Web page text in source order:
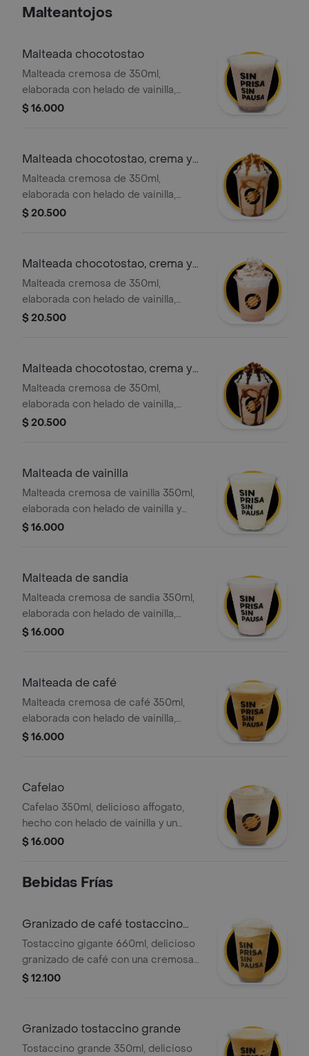
Malteantojos
Malteada chocotostao
Malteada cremosa de 350ml,
elaborada con helado de vainilla,
leche deslactosada y trozos nuestro
de tu elección.
$ 16.000
Malteada chocotostao, crema y
adición
Malteada cremosa de 350ml,
elaborada con helado de vainilla,
leche deslactosada y trozos nuestro
caramelo
$ 20.500
Malteada chocotostao, crema y
adición
Malteada cremosa de 350ml,
elaborada con helado de vainilla,
leche deslactosada y trozos nuestro
$ 20.500
Malteada chocotostao, crema y
adición
Malteada cremosa de 350ml,
elaborada con helado de vainilla,
leche deslactosada y trozos nuestro
chocolate
$ 20.500
Malteada de vainilla
Malteada cremosa de vainilla 350ml,
elaborada con helado de vainilla y
leche deslactosada, con la opción de
$ 16.000
Malteada de sandia
Malteada cremosa de sandia 350ml,
elaborada con helado de vainilla,
leche deslactosada y nuestro
elección.
$ 16.000
Malteada de café
Malteada cremosa de café 350ml,
elaborada con helado de vainilla,
leche deslactosada y nuestro
de agregar el topping de tu elección.
$ 16.000
Cafelao
Cafelao 350ml, delicioso affogato,
hecho con helado de vainilla y un
delicioso espresso doble 100
$ 16.000
Bebidas Frías
Granizado de café tostaccino
gigante
Tostaccino gigante 660ml, delicioso
granizado de café con una cremosa
mezcla de café 100 porciento
elección.
$ 12.100
Granizado tostaccino grande
Tostaccino grande 350ml, delicioso